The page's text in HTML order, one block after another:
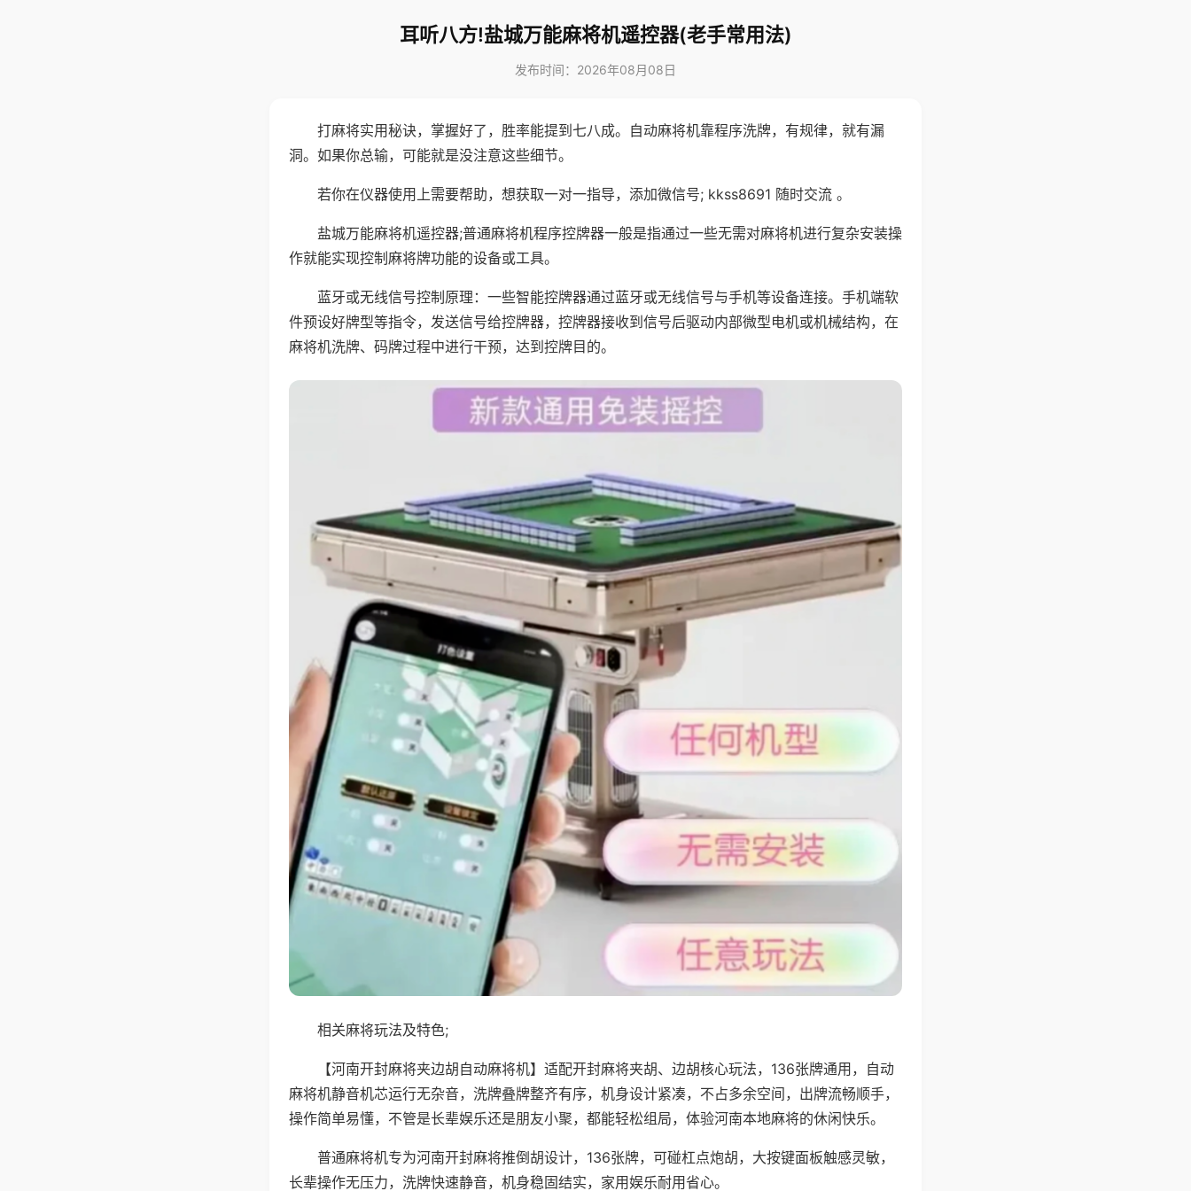
耳听八方!盐城万能麻将机遥控器(老手常用法)
发布时间：2026年08月08日
打麻将实用秘诀，掌握好了，胜率能提到七八成。自动麻将机靠程序洗牌，有规律，就有漏
洞。如果你总输，可能就是没注意这些细节。
若你在仪器使用上需要帮助，想获取一对一指导，添加微信号; kkss8691 随时交流 。
盐城万能麻将机遥控器;普通麻将机程序控牌器一般是指通过一些无需对麻将机进行复杂安装操
作就能实现控制麻将牌功能的设备或工具。
蓝牙或无线信号控制原理：一些智能控牌器通过蓝牙或无线信号与手机等设备连接。手机端软
件预设好牌型等指令，发送信号给控牌器，控牌器接收到信号后驱动内部微型电机或机械结构，在
麻将机洗牌、码牌过程中进行干预，达到控牌目的。
相关麻将玩法及特色;
【河南开封麻将夹边胡自动麻将机】适配开封麻将夹胡、边胡核心玩法，136张牌通用，自动
麻将机静音机芯运行无杂音，洗牌叠牌整齐有序，机身设计紧凑，不占多余空间，出牌流畅顺手，
操作简单易懂，不管是长辈娱乐还是朋友小聚，都能轻松组局，体验河南本地麻将的休闲快乐。
普通麻将机专为河南开封麻将推倒胡设计，136张牌，可碰杠点炮胡，大按键面板触感灵敏，
长辈操作无压力，洗牌快速静音，机身稳固结实，家用娱乐耐用省心。